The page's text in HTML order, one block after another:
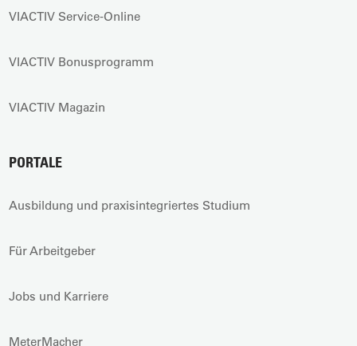
VIACTIV Service-Online
VIACTIV Bonusprogramm
VIACTIV Magazin
PORTALE
Ausbildung und praxisintegriertes Studium
Für Arbeitgeber
Jobs und Karriere
MeterMacher